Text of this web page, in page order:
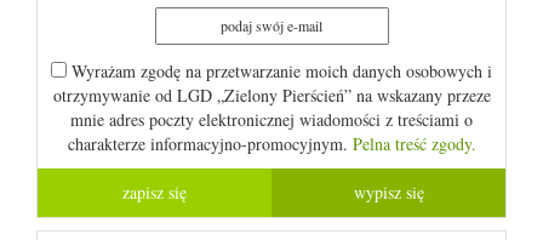
Wyrażam zgodę na przetwarzanie moich danych osobowych i
otrzymywanie od LGD „Zielony Pierścień” na wskazany przeze
mnie adres poczty elektronicznej wiadomości z treściami o
charakterze informacyjno-promocyjnym. Pelna treść zgody.